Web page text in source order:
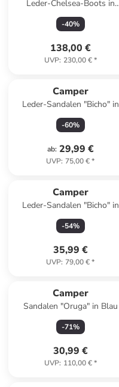
Leder-Chelsea-Boots in
Creme/ Türkis
-40%
138,00 €
UVP: 230,00 €*
Camper
Leder-Sandalen "Bicho" in
Silber
-60%
ab: 29,99 €
UVP: 75,00 €*
Camper
Leder-Sandalen "Bicho" in
Rosa
-54%
35,99 €
UVP: 79,00 €*
Camper
Sandalen "Oruga" in Blau
-71%
30,99 €
UVP: 110,00 €*